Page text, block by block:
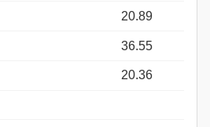
20.89
36.55
20.36